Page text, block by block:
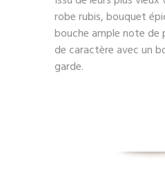
robe rubis, bouquet
bouche ample note de
de caractère avec un
garde.